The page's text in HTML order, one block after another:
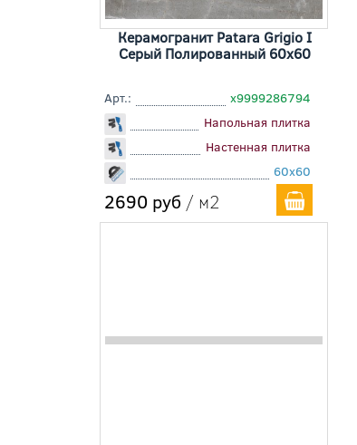
Керамогранит Patara Grigio I
Серый Полированный 60x60
Арт.:
х9999286794
Напольная плитка
Настенная плитка
60x60
2690 руб / м2